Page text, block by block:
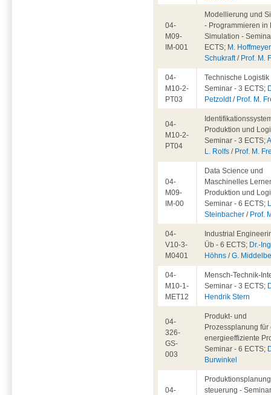
04-
M09-
IM-001
Modellierung und
- Programmieren in
Simulation -
ECTS; M. Hoffmeyer
Schukraft/ Prof. M.
04-
M10-2-
PT03
Technische Logistik
Seminar - 3 ECTS;
Petzoldt/ Prof. M.
04-
M10-2-
PT04
Produktion und
Seminar - 3 ECTS;
L. Rolfs / Prof. M.
04-
M09-
IM-00
Data Science und
Maschinelles
Produktion und
Seminar - 6 ECTS;
Steinbacher / Prof.
04-
V10-3-
M0401
Industrial
Üb - 6 ECTS; Dr.-
Höhns /G.
04-
M10-1-
MET12
Mensch-Technik-
Seminar - 3 ECTS;
Hendrik Stern
04-
326-
GS-
003
Produkt- und
Prozessplanung für
energieeffiziente
Seminar - 6 ECTS;
Burwinkel
04-
steuerung -